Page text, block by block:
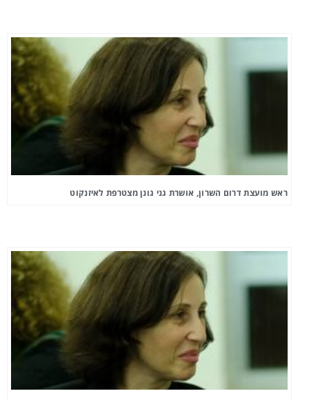
ראש מועצת דרום השרון, אושרת גני גונן מצטרפת לאיזנקוט